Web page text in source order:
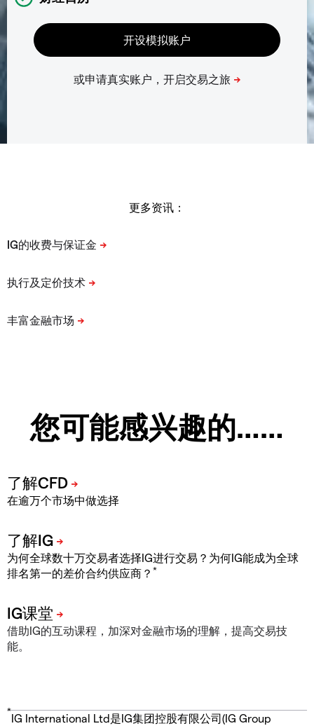
更多资讯：
您可能感兴趣的……
在逾万个市场中做选择
为何全球数十万交易者选择IG进行交易？为何IG能成为全球
排名第一的差价合约供应商？ *
借助IG的互动课程，加深对金融市场的理解，提高交易技
能。
*
IG International Ltd是IG集团控股有限公司(IG Group